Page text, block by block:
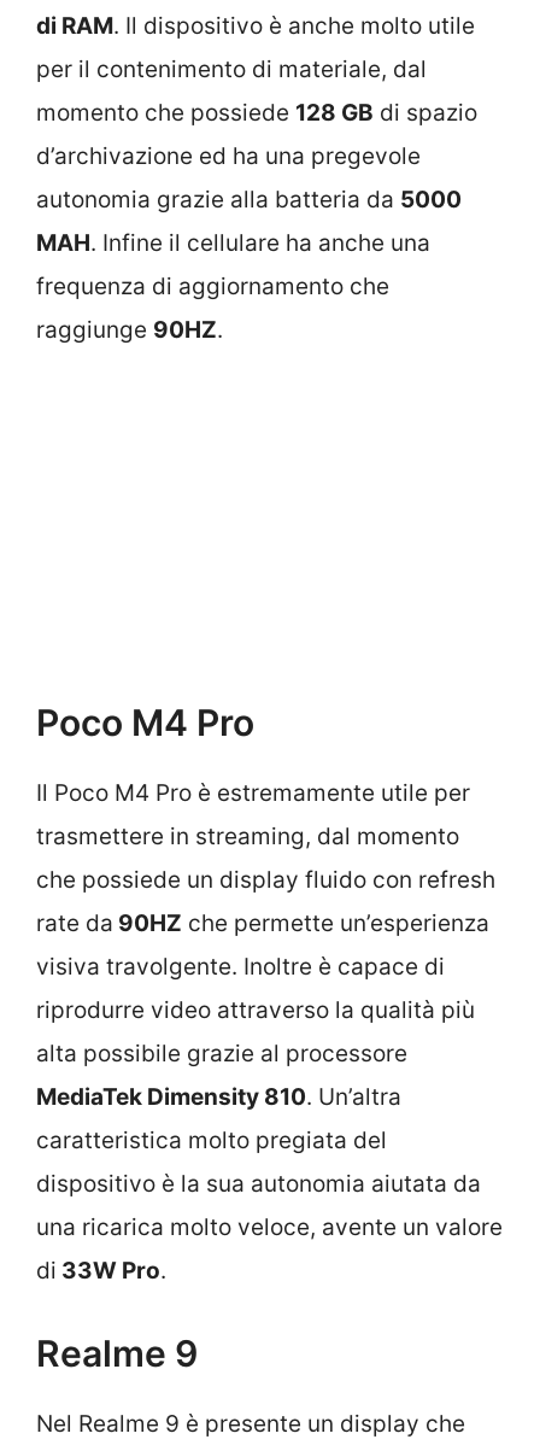
di RAM. Il dispositivo è anche molto utile
per il contenimento di materiale, dal
momento che possiede 128 GB di spazio
d’archivazione ed ha una pregevole
autonomia grazie alla batteria da 5000
MAH. Infine il cellulare ha anche una
frequenza di aggiornamento che
raggiunge 90HZ.
Poco M4 Pro
Il Poco M4 Pro è estremamente utile per
trasmettere in streaming, dal momento
che possiede un display fluido con refresh
rate da 90HZ che permette un’esperienza
visiva travolgente. Inoltre è capace di
riprodurre video attraverso la qualità più
alta possibile grazie al processore
MediaTek Dimensity 810. Un’altra
caratteristica molto pregiata del
dispositivo è la sua autonomia aiutata da
una ricarica molto veloce, avente un valore
di 33W Pro.
Realme 9
Nel Realme 9 è presente un display che